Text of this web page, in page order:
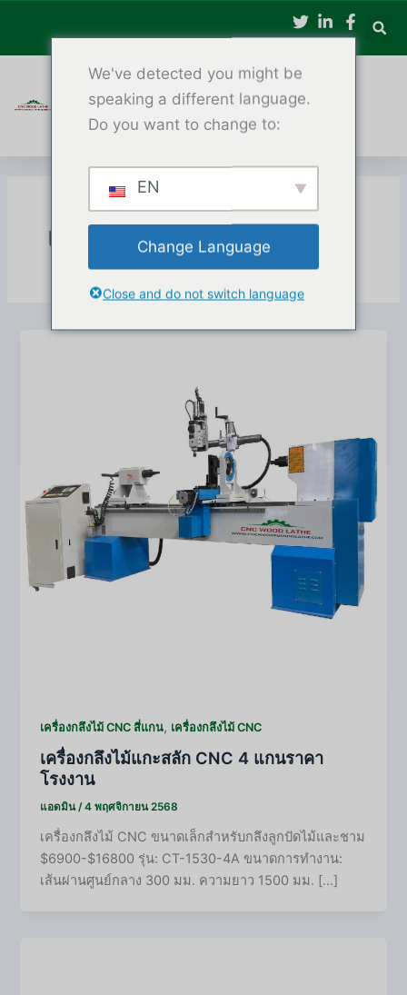
ที่
เครื่องกลึงไม้ CNC
เครื่องกลึงไม้ CNC สี่แกน, เครื่องกลึงไม้ CNC
เครื่องกลึงไม้แกะสลัก CNC 4 แกนราคา
โรงงาน
แอดมิน/4 พฤศจิกายน 2568
เครื่องกลึงไม้ CNC ขนาดเล็กสำหรับกลึงลูกปัดไม้และชาม
$6900-$16800 รุ่น: CT-1530-4A ขนาดการทำงาน:
เส้นผ่านศูนย์กลาง 300 มม. ความยาว 1500 มม. […]
We've detected you might be
speaking a different language.
Do you want to change to:
EN
Change Language
Close and do not switch language